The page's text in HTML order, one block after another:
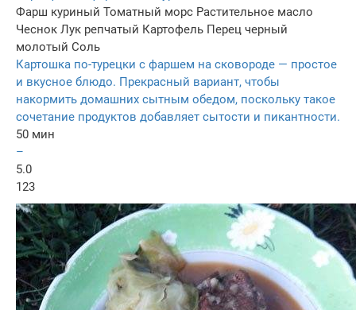
Фарш куриный Томатный морс Растительное масло
Чеснок Лук репчатый Картофель Перец черный
молотый Соль
Картошка по-турецки с фаршем на сковороде — простое
и вкусное блюдо. Прекрасный вариант, чтобы
накормить домашних сытным обедом, поскольку такое
сочетание продуктов добавляет сытости и пикантности.
50 мин
–
5.0
123